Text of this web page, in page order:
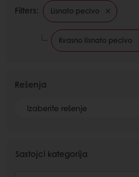
Filters: Lisnato pecivo
Kvasno lisnato pecivo
Rešenja
Izaberite rešenje
Sastojci kategorija